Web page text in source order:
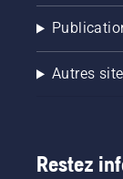
Autres
Restez